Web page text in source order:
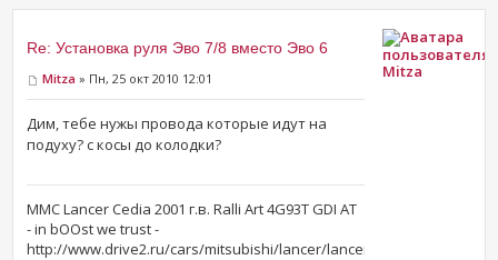
Re: Установка руля Эво 7/8 вместо Эво 6
Mitza » Пн, 25 окт 2010 12:01
Дим, тебе нужы провода которые идут на
подуху? с косы до колодки?
MMC Lancer Cedia 2001 г.в. Ralli Art 4G93T GDI AT
- in bOOst we trust -
http://www.drive2.ru/cars/mitsubishi/lancer/lancer_vii/mitza/
Mitza